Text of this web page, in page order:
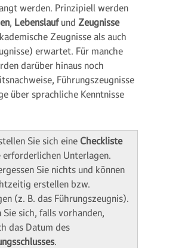
werden. Prinzipiell werden
, Lebenslauf und Zeugnisse
Zeugnisse als auch
erwartet. Für manche
darüber hinaus noch
Führungszeugnisse
über sprachliche Kenntnisse
Sie sich eine Checkliste
erforderlichen Unterlagen.
Sie nichts und können
erstellen bzw.
(z. B. das Führungszeugnis).
Sie sich, falls vorhanden,
das Datum des
.